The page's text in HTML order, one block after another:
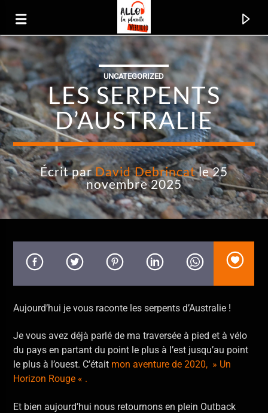
Allo La Planète
La radio voyage
En ce moment
Tana Tani (State of Bengal Vs. Paban
Das Paul)
Paban Das Paul, State Of Bengal
UNCATEGORIZED
LES SERPENTS
D’AUSTRALIE
Écrit parDavid Debrincatle 25
novembre 2025
Aujourd’hui je vous raconte les serpents d’Australie !
Je vous avez déjà parlé de ma traversée à pied et à vélo
du pays en partant du point le plus à l’est jusqu’au point
le plus à l’ouest. C’était mon aventure de 2020, » Un
Horizon Rouge « .
Et bien aujourd’hui nous retournons en plein Outback